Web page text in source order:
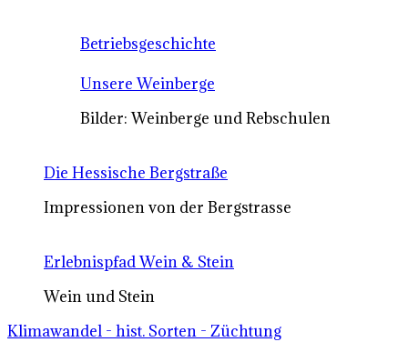
Betriebsgeschichte
Unsere Weinberge
Bilder: Weinberge und Rebschulen
Die Hessische Bergstraße
Impressionen von der Bergstrasse
Erlebnispfad Wein & Stein
Wein und Stein
Klimawandel - hist. Sorten - Züchtung